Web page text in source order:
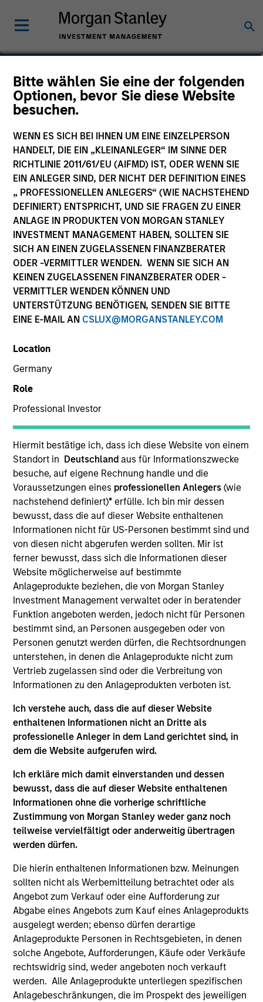
Bitte wählen Sie eine der folgenden
Optionen, bevor Sie diese Website
besuchen.
WENN ES SICH BEI IHNEN UM EINE EINZELPERSON
HANDELT, DIE EIN „KLEINANLEGER“ IM SINNE DER
RICHTLINIE 2011/61/EU (AIFMD) IST, ODER WENN SIE
EIN ANLEGER SIND, DER NICHT DER DEFINITION EINES
„ PROFESSIONELLEN ANLEGERS“ (WIE NACHSTEHEND
DEFINIERT) ENTSPRICHT, UND SIE FRAGEN ZU EINER
ANLAGE IN PRODUKTEN VON MORGAN STANLEY
INVESTMENT MANAGEMENT HABEN, SOLLTEN SIE
SICH AN EINEN ZUGELASSENEN FINANZBERATER
ODER -VERMITTLER WENDEN. WENN SIE SICH AN
KEINEN ZUGELASSENEN FINANZBERATER ODER -
VERMITTLER WENDEN KÖNNEN UND
UNTERSTÜTZUNG BENÖTIGEN, SENDEN SIE BITTE
EINE E-MAIL AN CSLUX@MORGANSTANLEY.COM
Location
Germany
Role
Professional Investor
Hiermit bestätige ich, dass ich diese Website von einem
Standort in Deutschland aus für Informationszwecke
besuche, auf eigene Rechnung handle und die
Voraussetzungen eines professionellen Anlegers(wie
nachstehend definiert)* erfülle. Ich bin mir dessen
bewusst, dass die auf dieser Website enthaltenen
Informationen nicht für US-Personen bestimmt sind und
von diesen nicht abgerufen werden sollten. Mir ist
ferner bewusst, dass sich die Informationen dieser
Website möglicherweise auf bestimmte
Anlageprodukte beziehen, die von Morgan Stanley
Investment Management verwaltet oder in beratender
Funktion angeboten werden, jedoch nicht für Personen
bestimmt sind, an Personen ausgegeben oder von
Personen genutzt werden dürfen, die Rechtsordnungen
unterstehen, in denen die Anlageprodukte nicht zum
Vertrieb zugelassen sind oder die Verbreitung von
Informationen zu den Anlageprodukten verboten ist.
Ich verstehe auch, dass die auf dieser Website
enthaltenen Informationen nicht an Dritte als
professionelle Anleger in dem Land gerichtet sind, in
dem die Website aufgerufen wird.
Ich erkläre mich damit einverstanden und dessen
bewusst, dass die auf dieser Website enthaltenen
Informationen ohne die vorherige schriftliche
Zustimmung von Morgan Stanley weder ganz noch
teilweise vervielfältigt oder anderweitig übertragen
werden dürfen.
Die hierin enthaltenen Informationen bzw. Meinungen
sollten nicht als Werbemitteilung betrachtet oder als
Angebot zum Verkauf oder eine Aufforderung zur
Abgabe eines Angebots zum Kauf eines Anlageprodukts
ausgelegt werden; ebenso dürfen derartige
Anlageprodukte Personen in Rechtsgebieten, in denen
solche Angebote, Aufforderungen, Käufe oder Verkäufe
rechtswidrig sind, weder angeboten noch verkauft
werden. Alle Anlageprodukte unterliegen spezifischen
Anlagebeschränkungen, die im Prospekt des jeweiligen
Chris J. Eustance
Executive Director
21 Years
TEAM
Municipals Team
Christopher Eustance is a portfolio manager on the
Municipals team. He is responsible for buy and sell
decisions, portfolio construction, and risk
management for the firm’s municipal bond
strategies. He joined Eaton Vance in 2007. Morgan
Stanley acquired Eaton Vance in March 2021. Chris
began his career in the investment management
industry in 2005. Prior to joining Eaton Vance, he
was a Senior Associate at State Street Bank and
Trust. Chris earned a B.S. from Boston College. He
is a member of the CFA Society Boston and holds
the Chartered Financial Analyst designation.
Team Insights
Steep Muni Yield Curve Highlights
Potential Gains in 2026
The municipal bond market has a lot going for
it in 2026, with after-tax yields that look
especially compelling compared with other
fixed-income sectors. Craig R. Brandon, Co-
Head of Municipals, explains.